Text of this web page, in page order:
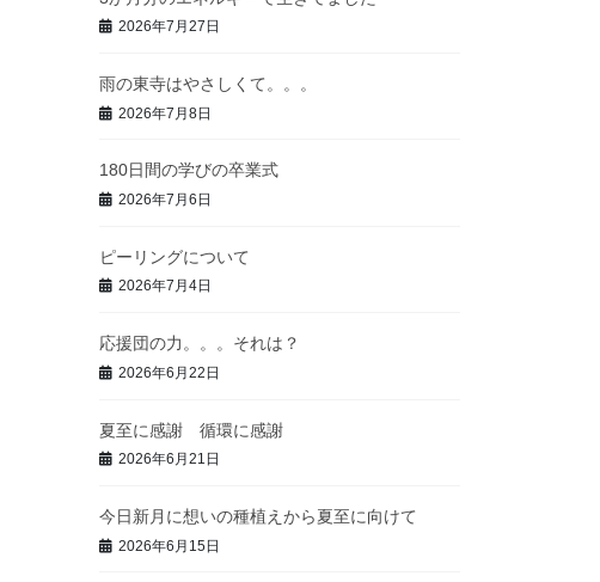
2026年7月27日
雨の東寺はやさしくて。。。
2026年7月8日
180日間の学びの卒業式
2026年7月6日
ピーリングについて
2026年7月4日
応援団の力。。。それは？
2026年6月22日
夏至に感謝 循環に感謝
2026年6月21日
今日新月に想いの種植えから夏至に向けて
2026年6月15日